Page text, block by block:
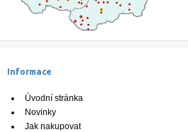
Informace
Úvodní stránka
Novinky
Jak nakupovat